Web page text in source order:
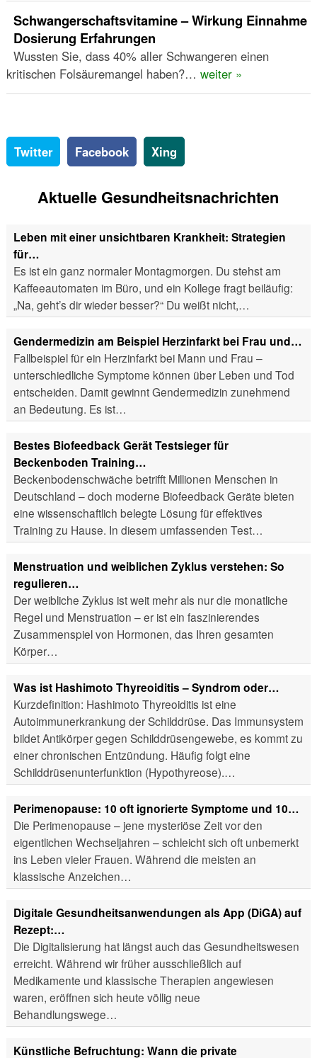
Schwangerschaftsvitamine – Wirkung Einnahme
Dosierung Erfahrungen
Wussten Sie, dass 40% aller Schwangeren einen
kritischen Folsäuremangel haben?… weiter »
Twitter Facebook Xing
Aktuelle Gesundheitsnachrichten
Leben mit einer unsichtbaren Krankheit: Strategien
für…
Es ist ein ganz normaler Montagmorgen. Du stehst am
Kaffeeautomaten im Büro, und ein Kollege fragt beiläufig:
„Na, geht’s dir wieder besser?“ Du weißt nicht,…
Gendermedizin am Beispiel Herzinfarkt bei Frau und…
Fallbeispiel für ein Herzinfarkt bei Mann und Frau –
unterschiedliche Symptome können über Leben und Tod
entscheiden. Damit gewinnt Gendermedizin zunehmend
an Bedeutung. Es ist…
Bestes Biofeedback Gerät Testsieger für
Beckenboden Training…
Beckenbodenschwäche betrifft Millionen Menschen in
Deutschland – doch moderne Biofeedback Geräte bieten
eine wissenschaftlich belegte Lösung für effektives
Training zu Hause. In diesem umfassenden Test…
Menstruation und weiblichen Zyklus verstehen: So
regulieren…
Der weibliche Zyklus ist weit mehr als nur die monatliche
Regel und Menstruation – er ist ein faszinierendes
Zusammenspiel von Hormonen, das Ihren gesamten
Körper…
Was ist Hashimoto Thyreoiditis – Syndrom oder…
Kurzdefinition: Hashimoto Thyreoiditis ist eine
Autoimmunerkrankung der Schilddrüse. Das Immunsystem
bildet Antikörper gegen Schilddrüsengewebe, es kommt zu
einer chronischen Entzündung. Häufig folgt eine
Schilddrüsenunterfunktion (Hypothyreose).…
Perimenopause: 10 oft ignorierte Symptome und 10…
Die Perimenopause – jene mysteriöse Zeit vor den
eigentlichen Wechseljahren – schleicht sich oft unbemerkt
ins Leben vieler Frauen. Während die meisten an
klassische Anzeichen…
Digitale Gesundheitsanwendungen als App (DiGA) auf
Rezept:…
Die Digitalisierung hat längst auch das Gesundheitswesen
erreicht. Während wir früher ausschließlich auf
Medikamente und klassische Therapien angewiesen
waren, eröffnen sich heute völlig neue
Behandlungswege…
Künstliche Befruchtung: Wann die private